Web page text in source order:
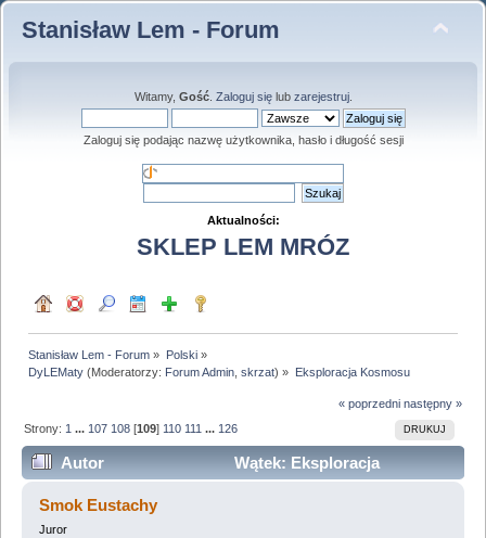
Stanisław Lem - Forum
Witamy, Gość. Zaloguj sięlub zarejestruj.
Zaloguj się podając nazwę użytkownika, hasło i długość sesji
Aktualności:
SKLEP LEM MRÓZ
Stanisław Lem - Forum » Polski»
DyLEMaty (Moderatorzy: Forum Admin ,skrzat) » Eksploracja Kosmosu
« poprzedni następny »
DRUKUJ
Strony: 1 ... 107 108 [109] 110 111 ... 126
Autor
Wątek: Eksploracja
Kosmosu (Przeczytany 2833452 razy)
Smok Eustachy
Juror